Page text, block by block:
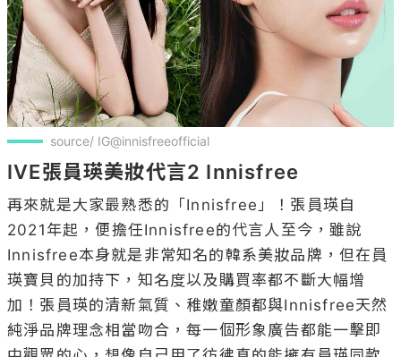
source/ IG@innisfreeofficial
IVE張員瑛美妝代言2 Innisfree
再來就是大家最熟悉的「Innisfree」！張員瑛自
2021年起，便擔任Innisfree的代言人至今，雖說
Innisfree本身就是非常知名的韓系美妝品牌，但在員
瑛寶貝的加持下，知名度以及購買率都不斷大幅增
加！張員瑛的清新氣質、稚嫩童顏都與Innisfree天然
純淨品牌理念相當吻合，每一個形象廣告都能一擊即